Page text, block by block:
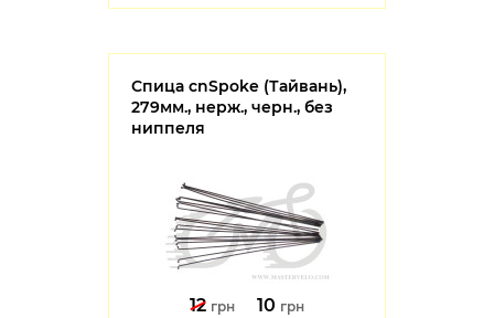
Спица cnSpoke (Тайвань),
279мм., нерж., черн., без
ниппеля
12 грн 10 грн